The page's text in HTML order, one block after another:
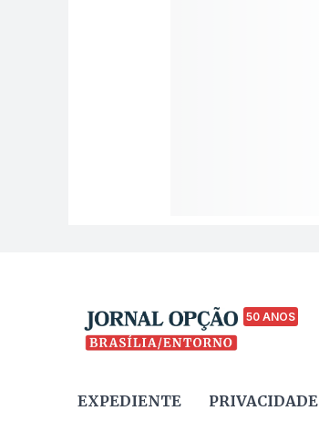
50 ANOS
EXPEDIENTE PRIVACIDADE